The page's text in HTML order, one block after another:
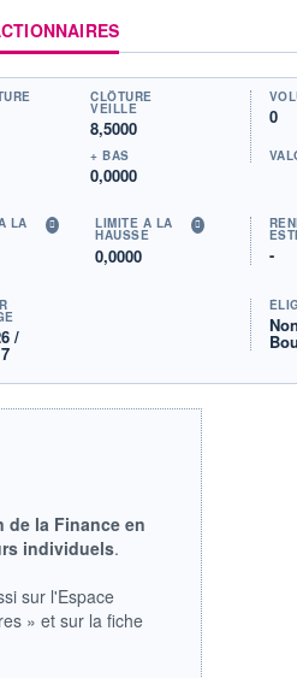
CLÔTURE
VEILLE
8,5000
+ BAS
0,0000
0
LA LIMITE À LA
HAUSSE
0,0000 -
/
de la Finance en
individuels.
sur l'Espace
» et sur la fiche